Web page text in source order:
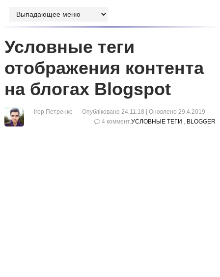
Условные теги
отображения контента
на блогах Blogspot
Ігор Петренко Опубліковано 24.11.18 | Оновлено 29.4.2019
4 коммент.УСЛОВНЫЕ ТЕГИ , BLOGGER